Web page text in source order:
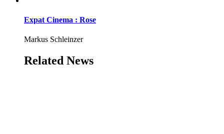
Expat Cinema : Rose
Markus Schleinzer
Related News